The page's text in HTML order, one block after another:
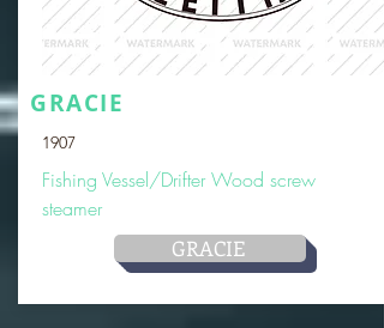
GRACIE
1907
Fishing Vessel/Drifter Wood screw
steamer
GRACIE